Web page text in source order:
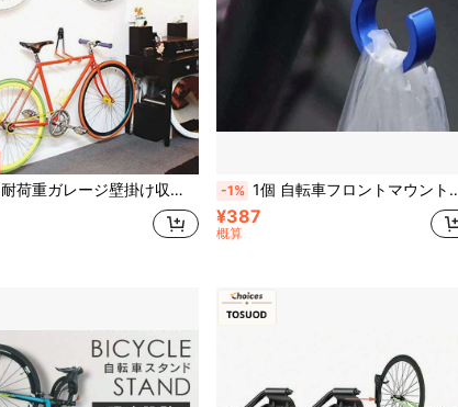
納フック ユーティリティオーガナイザーハンガー 滑り止めコーティング付き スチール製U字フック はしご・自転車・電動工具・ガーデンホース用 -1% 1個 自転車フロントマウントフック、汎用マルチファンクション電動自転車ストレージフック、電動自転車/自転車フロントラックに適合
¥387
概算